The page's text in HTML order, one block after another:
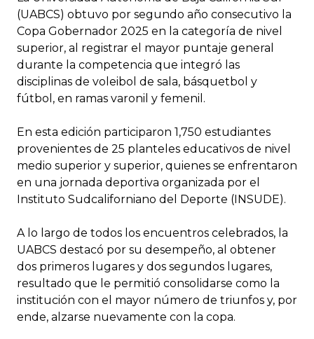
(UABCS) obtuvo por segundo año consecutivo la
Copa Gobernador 2025 en la categoría de nivel
superior, al registrar el mayor puntaje general
durante la competencia que integró las
disciplinas de voleibol de sala, básquetbol y
fútbol, en ramas varonil y femenil.
En esta edición participaron 1,750 estudiantes
provenientes de 25 planteles educativos de nivel
medio superior y superior, quienes se enfrentaron
en una jornada deportiva organizada por el
Instituto Sudcaliforniano del Deporte (INSUDE).
A lo largo de todos los encuentros celebrados, la
UABCS destacó por su desempeño, al obtener
dos primeros lugares y dos segundos lugares,
resultado que le permitió consolidarse como la
institución con el mayor número de triunfos y, por
ende, alzarse nuevamente con la copa.